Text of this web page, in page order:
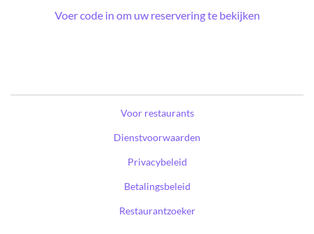
Voer code in om uw reservering te bekijken
Voor restaurants
Dienstvoorwaarden
Privacybeleid
Betalingsbeleid
Restaurantzoeker